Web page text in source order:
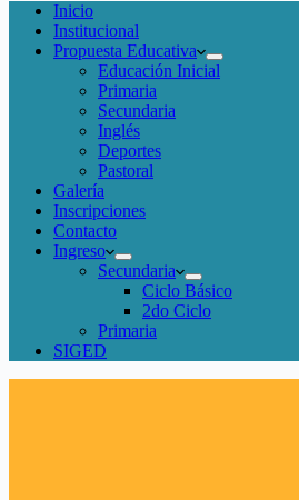
Inicio
Institucional
Propuesta Educativa
Educación Inicial
Primaria
Secundaria
Inglés
Deportes
Pastoral
Galería
Inscripciones
Contacto
Ingreso
Secundaria
Ciclo Básico
2do Ciclo
Primaria
SIGED